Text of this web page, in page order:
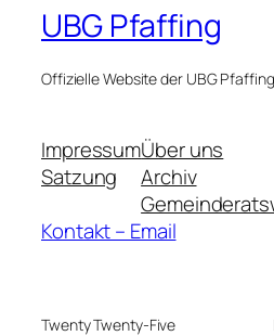
UBG Pfaffing
Offizielle Website der UBG Pfaffing
Impressum
Satzung
Über uns
Archiv
Kontakt – Email
Twenty Twenty-Five